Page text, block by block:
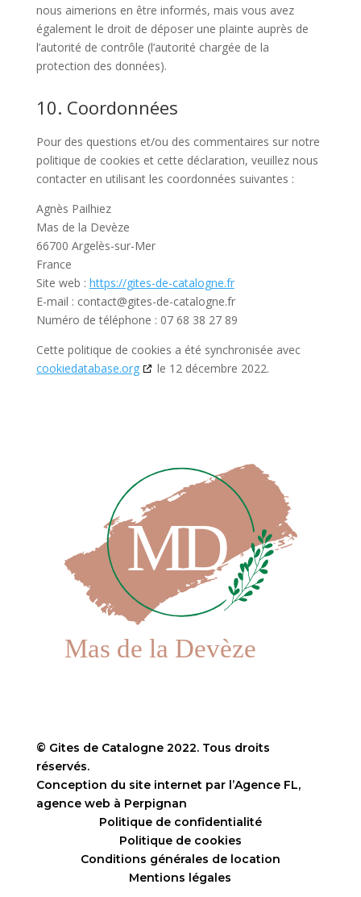
nous aimerions en être informés, mais vous avez
également le droit de déposer une plainte auprès de
l’autorité de contrôle (l’autorité chargée de la
protection des données).
10. Coordonnées
Pour des questions et/ou des commentaires sur notre
politique de cookies et cette déclaration, veuillez nous
contacter en utilisant les coordonnées suivantes :
Agnès Pailhiez
Mas de la Devèze
66700 Argelès-sur-Mer
France
Site web : https://gites-de-catalogne.fr
E-mail : contact@gites-de-catalogne.fr
Numéro de téléphone : 07 68 38 27 89
Cette politique de cookies a été synchronisée avec
cookiedatabase.org
le 12 décembre 2022.
© Gites de Catalogne 2022. Tous droits
réservés.
Conception du site internet par l’Agence FL,
agence web à Perpignan
Politique de confidentialité
Politique de cookies
Conditions générales de location
Mentions légales